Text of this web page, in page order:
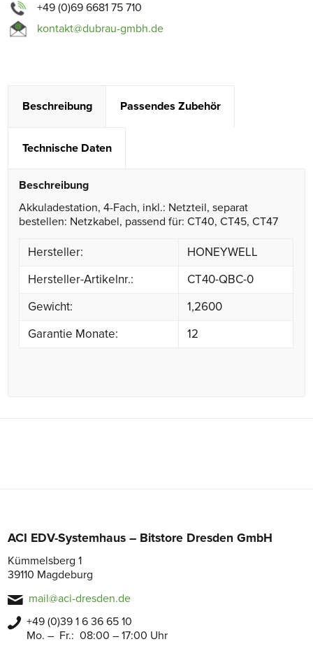
+49 (0)69 6681 75 710
kontakt@dubrau-gmbh.de
Beschreibung Passendes Zubehör
Technische Daten
Beschreibung
Akkuladestation, 4-Fach, inkl.: Netzteil, separat
bestellen: Netzkabel, passend für: CT40, CT45, CT47
Hersteller:
HONEYWELL
Hersteller-Artikelnr.:
CT40-QBC-0
Gewicht:
1,2600
Garantie Monate:
12
ACI EDV-Systemhaus – Bitstore Dresden GmbH
Kümmelsberg 1
39110 Magdeburg
mail@aci-dresden.de
+49 (0)39 1 6 36 65 10
Mo. – Fr.: 08:00 – 17:00 Uhr